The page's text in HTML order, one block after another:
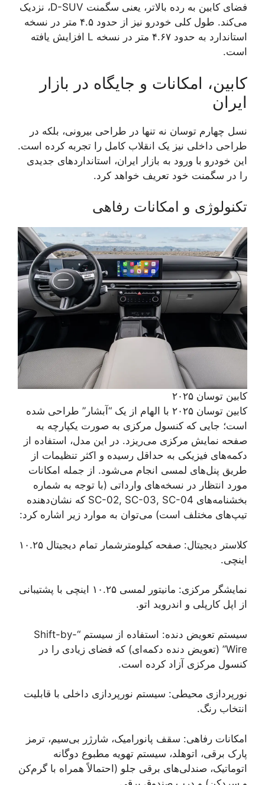
فضای کابین به رده بالاتر، یعنی سگمنت D-SUV، نزدیک
می‌کند. طول کلی خودرو نیز از حدود ۴.۵ متر در نسخه
استاندارد به حدود ۴.۶۷ متر در نسخه L افزایش یافته
است.
کابین، امکانات و جایگاه در بازار
ایران
نسل چهارم توسان نه تنها در طراحی بیرونی، بلکه در
طراحی داخلی نیز یک انقلاب کامل را تجربه کرده است.
این خودرو با ورود به بازار ایران، استانداردهای جدیدی
را در سگمنت خود تعریف خواهد کرد.
تکنولوژی و امکانات رفاهی
کابین توسان ۲۰۲۵
کابین توسان ۲۰۲۵ با الهام از یک “آبشار” طراحی شده
است؛ جایی که کنسول مرکزی به صورت یکپارچه به
صفحه نمایش مرکزی می‌ریزد. در این مدل، استفاده از
دکمه‌های فیزیکی به حداقل رسیده و اکثر تنظیمات از
طریق پنل‌های لمسی انجام می‌شود. از جمله امکانات
مورد انتظار در نسخه‌های وارداتی (با توجه به شماره
بخشنامه‌های SC-02, SC-03, SC-04 که نشان‌دهنده
تیپ‌های مختلف است) می‌توان به موارد زیر اشاره کرد:
کلاستر دیجیتال: صفحه کیلومترشمار تمام دیجیتال ۱۰.۲۵
اینچی.
نمایشگر مرکزی: مانیتور لمسی ۱۰.۲۵ اینچی با پشتیبانی
از اپل کارپلی و اندروید اتو.
سیستم تعویض دنده: استفاده از سیستم “Shift-by-
Wire” (تعویض دنده دکمه‌ای) که فضای زیادی را در
کنسول مرکزی آزاد کرده است.
نورپردازی محیطی: سیستم نورپردازی داخلی با قابلیت
انتخاب رنگ.
امکانات رفاهی: سقف پانورامیک، شارژر بی‌سیم، ترمز
پارک برقی، اتوهلد، سیستم تهویه مطبوع دوگانه
اتوماتیک، صندلی‌های برقی جلو (احتمالاً همراه با گرم‌کن